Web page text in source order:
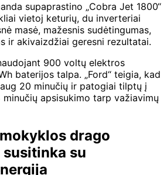
supaprastino „Cobra Jet 1800“
vietoj keturių, du inverteriai
masė, mažesnis sudėtingumas,
ir akivaizdžiai geresni rezultatai.
900 voltų elektros
baterijos talpa. „Ford“ teigia, kad
20 minučių ir patogiai tilptų į
apsisukimo tarp važiavimų
drago
su